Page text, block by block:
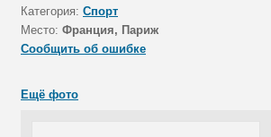
Категория: Спорт
Место: Франция, Париж
Сообщить об ошибке
Ещё фото